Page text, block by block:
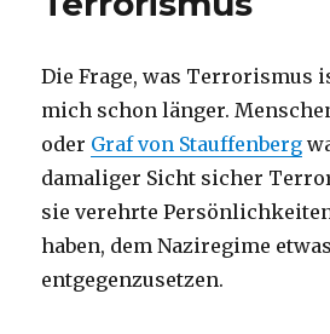
Die Frage, was Terrorismus
mich schon länger.
oder Graf von Stauffenberg
damaliger Sicht sicher
sie verehrte
haben, dem Naziregime etwas
entgegenzusetzen.